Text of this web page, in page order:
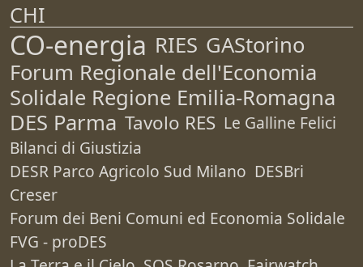
CHI
CO-energia RIES GAStorino
Forum Regionale dell'Economia
Solidale Regione Emilia-Romagna
DES Parma Tavolo RES Le Galline Felici
Bilanci di Giustizia
DESR Parco Agricolo Sud Milano DESBri
Creser
Forum dei Beni Comuni ed Economia Solidale
FVG - proDES